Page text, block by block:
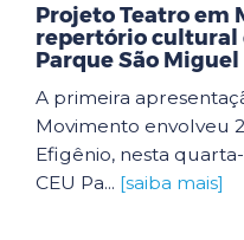
Projeto Teatro em
repertório cultural
Parque São Miguel
A primeira
Movimento envolveu
Efigênio, nesta
CEU Pa... [saiba mais]